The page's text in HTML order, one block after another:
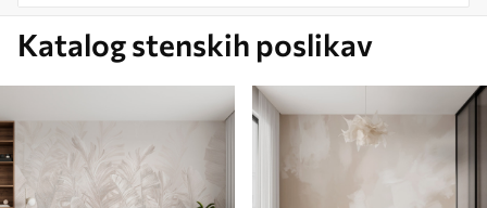
Katalog stenskih poslikav